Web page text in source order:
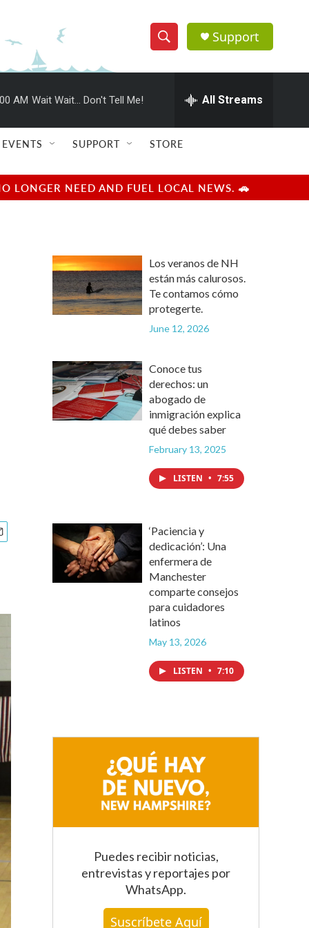
S
h
w
e
c
h
e
h
Q
u
r
y
Support
AM Wait Wait... Don't Tell Me! All Streams
EVENTS SUPPORT STORE
LONGER NEED AND FUEL LOCAL NEWS. 🚗
Los veranos de NH
están más calurosos.
Te contamos cómo
protegerte.
June 12, 2026
Conoce tus
derechos: un
abogado de
inmigración explica
qué debes saber
February 13, 2025
LISTEN • 7:55
‘Paciencia y
dedicación’: Una
enfermera de
Manchester
comparte consejos
para cuidadores
latinos
May 13, 2026
LISTEN • 7:10
Puedes recibir noticias,
entrevistas y reportajes por
WhatsApp.
Suscríbete Aquí